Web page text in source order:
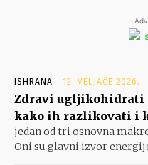
-
ISHRANA 12. VELJAČE 2026.
Zdravi
kako ih razlikovati i
jedan od tri osnovna
Oni su glavni izvor